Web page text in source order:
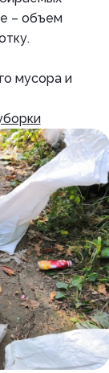
– объем
мусора и